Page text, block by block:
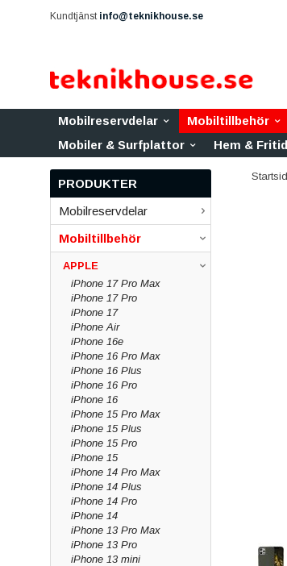
Kundtjänst info@teknikhouse.se
Mobilreservdelar Mobiltillbehör
Mobiler & Surfplattor
Hem & Fritid
PRODUKTER
Mobilreservdelar
Mobiltillbehör
APPLE
iPhone 17 Pro Max
iPhone 17 Pro
iPhone 17
iPhone Air
iPhone 16e
iPhone 16 Pro Max
iPhone 16 Plus
iPhone 16 Pro
iPhone 16
iPhone 15 Pro Max
iPhone 15 Plus
iPhone 15 Pro
iPhone 15
iPhone 14 Pro Max
iPhone 14 Plus
iPhone 14 Pro
iPhone 14
iPhone 13 Pro Max
iPhone 13 Pro
iPhone 13 mini